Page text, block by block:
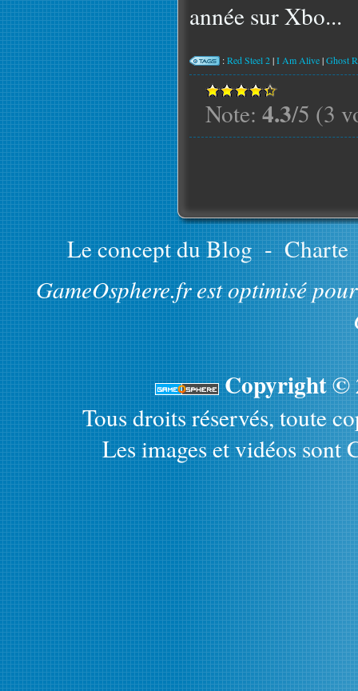
année sur Xbo...
:Red Steel 2|I Am Alive|Ghost
Note: 4.3/5 (3
Le concept du Blog - Charte
GameOsphere.fr est optimisé
Copyright ©
Tous droits réservés, toute
Les images et vidéos